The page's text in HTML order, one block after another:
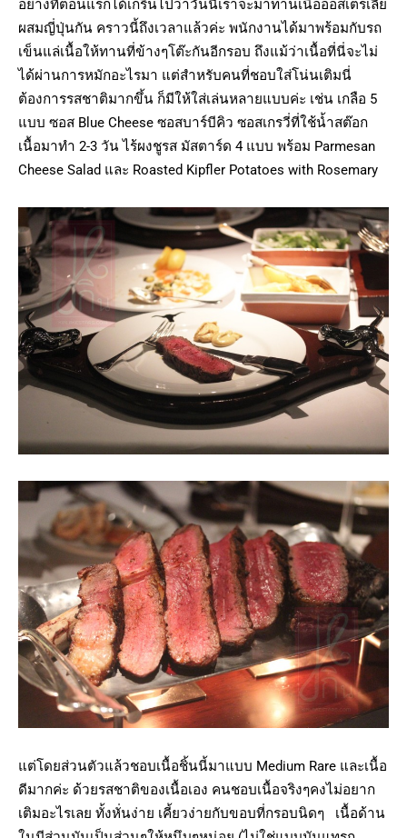
อย่างที่ตอนแรกได้เกริ่นไปว่าวันนี้เราจะมาทานเนื้อออสเตรเลีย
ผสมญี่ปุ่นกัน คราวนี้ถึงเวลาแล้วค่ะ พนักงานได้มาพร้อมกับรถ
เข็นแล่เนื้อให้ทานที่ข้างๆโต๊ะกันอีกรอบ ถึงแม้ว่าเนื้อที่นี่จะไม่
ได้ผ่านการหมักอะไรมา แต่สำหรับคนที่ชอบใส่โน่นเติมนี่
ต้องการรสชาติมากขึ้น ก็มีให้ใส่เล่นหลายแบบค่ะ เช่น เกลือ 5
แบบ ซอส Blue Cheese ซอสบาร์บีคิว ซอสเกรวี่ที่ใช้น้ำสต๊อก
เนื้อมาทำ 2-3 วัน ไร้ผงชูรส มัสตาร์ด 4 แบบ พร้อม Parmesan
Cheese Salad และ Roasted Kipfler Potatoes with Rosemary
แต่โดยส่วนตัวแล้วชอบเนื้อชิ้นนี้มาแบบ Medium Rare และเนื้อ
ดีมากค่ะ ด้วยรสชาติของเนื้อเอง คนชอบเนื้อจริงๆคงไม่อยาก
เติมอะไรเลย ทั้งหั่นง่าย เคี้ยวง่ายกับขอบที่กรอบนิดๆ เนื้อด้าน